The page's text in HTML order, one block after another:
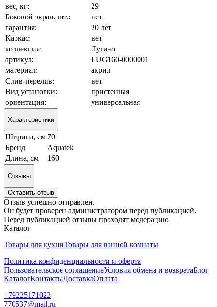
вес, кг:
29
Боковой экран, шт.:
нет
гарантия:
20 лет
Каркас:
нет
коллекция:
Лугано
артикул:
LUG160-0000001
материал:
акрил
Слив-перелив:
нет
Вид установки:
пристенная
ориентация:
универсальная
Характеристики
Ширина, см 70
Бренд
Aquatek
Длина, см
160
Отзывы
Оставить отзыв
Отзыв успешно отправлен.
Он будет проверен администратором перед публикацией.
Перед публикацией отзывы проходят модерацию
Каталог
Товары для кухниТовары для ванной комнаты
Политика конфиденциальности и оферта
Пользовательское соглашениеУсловия обмена и возвратаБлог
КаталогКонтактыДоставкаОплата
+79225171022
770537@mail.ru